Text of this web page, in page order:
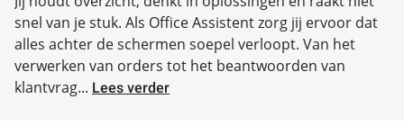
snel van je stuk. Als Office Assistent zorg jij ervoor dat
alles achter de schermen soepel verloopt. Van het
verwerken van orders tot het beantwoorden van
klantvrag... Lees verder